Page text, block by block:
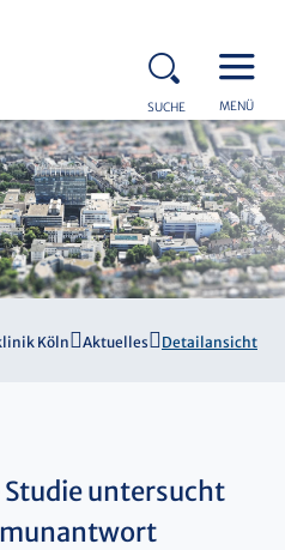
SUCHE MENÜ
Köln Aktuelles Detailansicht
untersucht